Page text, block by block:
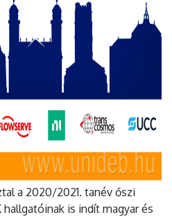
a 2020/2021. tanév őszi
hallgatóinak is indít magyar és